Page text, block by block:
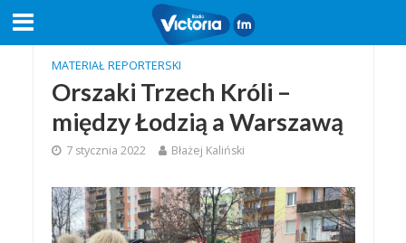
MATERIAŁ REPORTERSKI
Orszaki Trzech Króli –
między Łodzią a Warszawą
7 stycznia 2022 Błażej Kaliński